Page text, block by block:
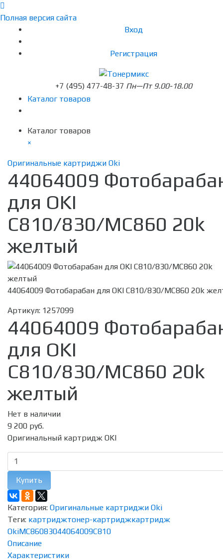
Полная версия сайта
Вход
Регистрация
+7 (495) 477-48-37 Пн—Пт 9.00-18.00
Каталог товаров
Каталог товаров
×
Оригинальные картриджи Oki
44064009
для OKI
C810/830/MC860 20k
желтый
44064009 Фотобарабан для OKI C810/830/MC860 20k
Артикул: 1257099
44064009
для OKI
C810/830/MC860 20k
желтый
Нет в наличии
9 200 руб.
Оригинальный картридж OKI
Купить
Категория: Оригинальные картриджи Oki
Теги: картриджтонер-картриджкартридж
OkiMC86083044064009C810
Описание
Характеристики